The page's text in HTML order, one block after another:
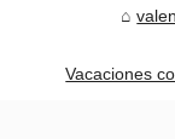
Vacaciones